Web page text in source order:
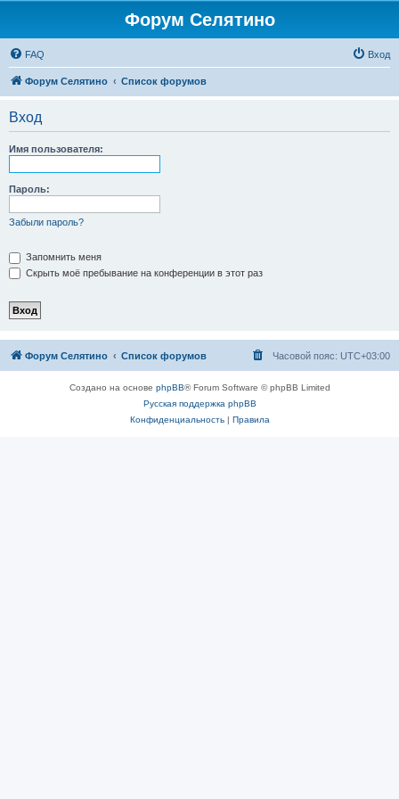
Форум Селятино
FAQ Вход
Форум Селятино Список форумов
Вход
Имя пользователя:
Пароль:
Забыли пароль?
Запомнить меня
Скрыть моё пребывание на конференции в этот раз
Форум Селятино Список форумов Часовой пояс: UTC+03:00
Создано на основе phpBB® Forum Software © phpBB Limited
Русская поддержка phpBB
Конфиденциальность| Правила